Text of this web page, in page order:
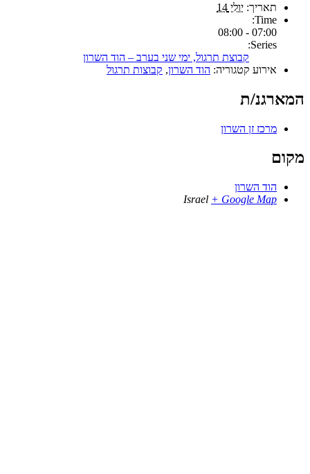
תאריך: יולי 14
Time:
07:00 - 08:00
Series:
קבוצת תרגול, ימי שני בערב – הוד השרון
אירוע קטגוריה: הוד השרון, קבוצות תרגול
המארגנ/ת
מרכז זן השרון
מקום
הוד השרון
Israel + Google Map